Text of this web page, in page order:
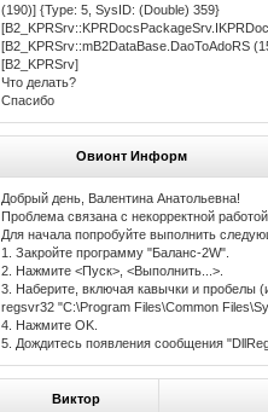
(190)] {Type: 5, SysID: (Double) 359}
[B2_KPRSrv::mB2DataBase.DaoToAdoRS
[B2_KPRSrv]
Что делать?
Спасибо
Овионт Информ
Добрый день, Валентина Анатольевна!
Проблема связана с некорректной
Для начала попробуйте выполнить
1. Закройте программу "Баланс-2W".
2. Нажмите <Пуск>, <Выполнить...>.
3. Наберите, включая кавычки и пробелы
regsvr32 "C:\Program Files\Common
4. Нажмите OK.
5. Дождитесь появления сообщения
Виктор